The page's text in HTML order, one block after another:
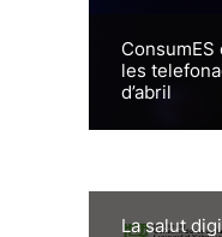
ConsumES
les
d’abril
La salut